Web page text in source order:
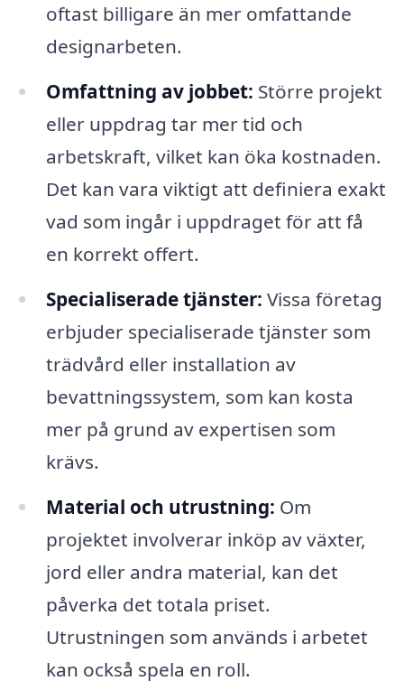
oftast billigare än mer omfattande
designarbeten.
Omfattning av jobbet: Större projekt
eller uppdrag tar mer tid och
arbetskraft, vilket kan öka kostnaden.
Det kan vara viktigt att definiera exakt
vad som ingår i uppdraget för att få
en korrekt offert.
Specialiserade tjänster: Vissa företag
erbjuder specialiserade tjänster som
trädvård eller installation av
bevattningssystem, som kan kosta
mer på grund av expertisen som
krävs.
Material och utrustning: Om
projektet involverar inköp av växter,
jord eller andra material, kan det
påverka det totala priset.
Utrustningen som används i arbetet
kan också spela en roll.